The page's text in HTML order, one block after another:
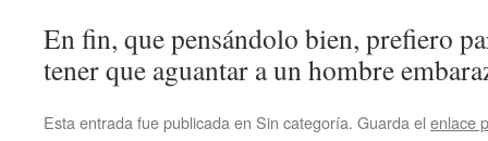
En fin, que pensándolo bien, prefiero
tener que aguantar a un hombre
Esta entrada fue publicada en Sin categoría. Guarda el enlace